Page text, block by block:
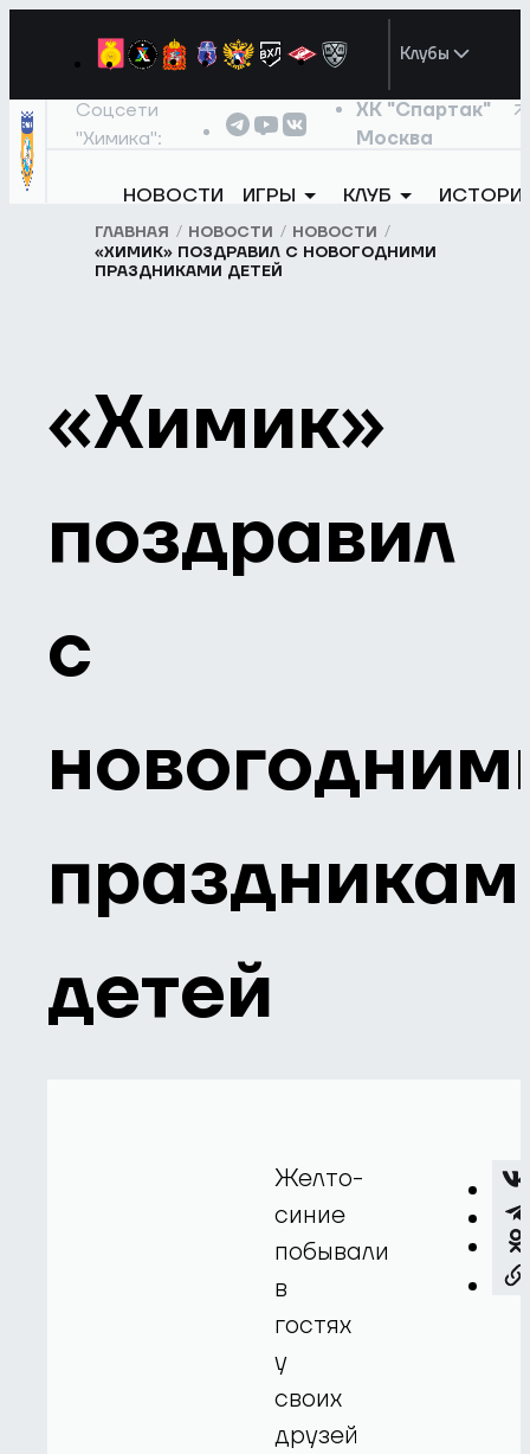
Клубы
Соцсети
"Химика":
ХК "Спартак"
Москва
НОВОСТИ ИГРЫ КЛУБ
ГЛАВНАЯ НОВОСТИ
НОВОСТИ
«ХИМИК» ПОЗДРАВИЛ С НОВОГОДНИМИ
ПРАЗДНИКАМИ ДЕТЕЙ
«Химик»
поздравил
с
детей
Желто-
синие
побывали
в
гостях
у
своих
друзей